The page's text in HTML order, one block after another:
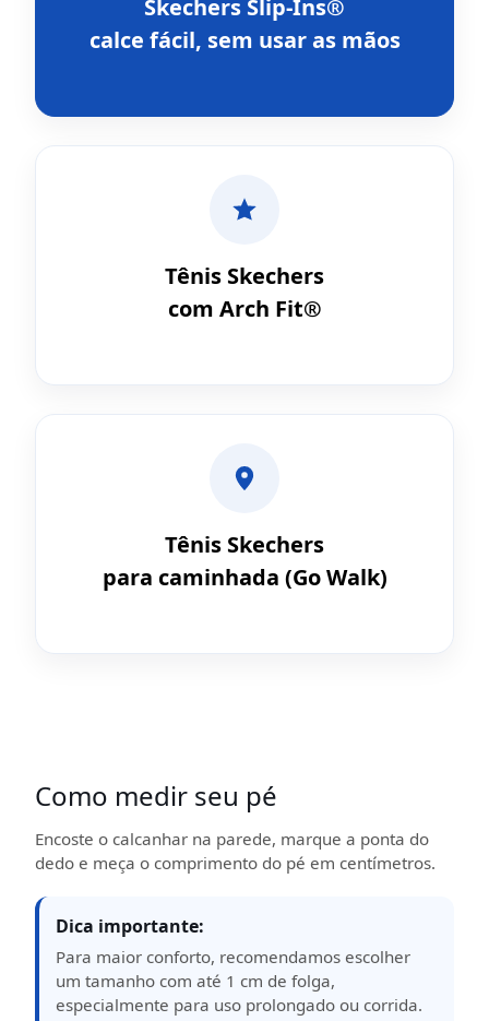
Skechers Slip-Ins®
calce fácil, sem usar as mãos
Tênis Skechers
com Arch Fit®
Tênis Skechers
para caminhada (Go Walk)
Como medir seu pé
Encoste o calcanhar na parede, marque a ponta do
dedo e meça o comprimento do pé em centímetros.
Dica importante:
Para maior conforto, recomendamos escolher
um tamanho com até 1 cm de folga,
especialmente para uso prolongado ou corrida.